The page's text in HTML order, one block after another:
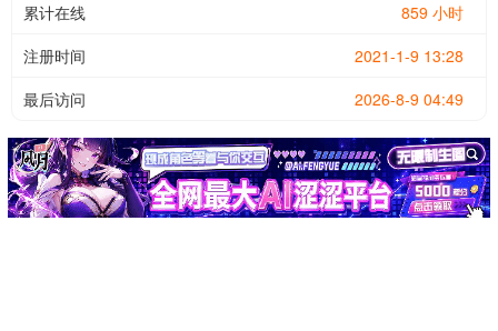
859 小时
累计在线
2021-1-9 13:28
注册时间
2026-8-9 04:49
最后访问